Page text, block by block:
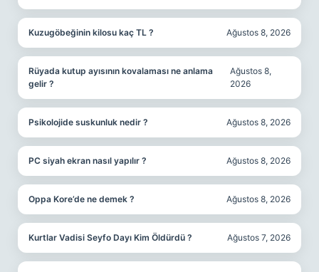
Kuzugöbeğinin kilosu kaç TL ? Ağustos 8, 2026
Rüyada kutup ayısının kovalaması ne anlama
gelir ?
Ağustos 8,
2026
Psikolojide suskunluk nedir ? Ağustos 8, 2026
PC siyah ekran nasıl yapılır ? Ağustos 8, 2026
Oppa Kore’de ne demek ? Ağustos 8, 2026
Kurtlar Vadisi Seyfo Dayı Kim Öldürdü ? Ağustos 7, 2026